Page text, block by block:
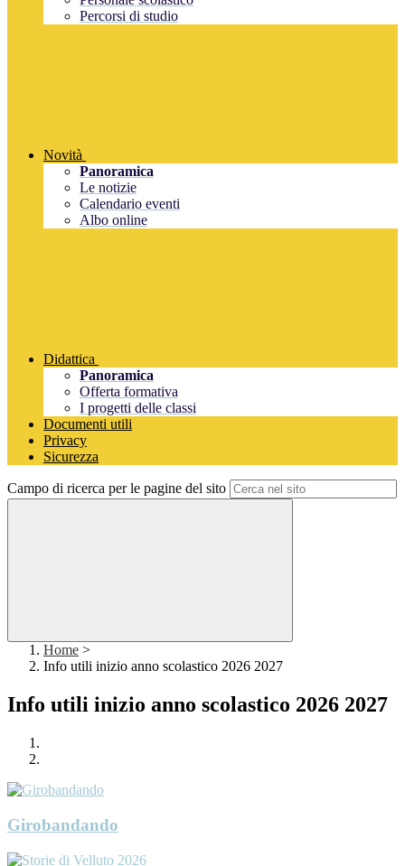
Percorsi di studio
Novità
Panoramica
Le notizie
Calendario eventi
Albo online
Didattica
Panoramica
Offerta formativa
I progetti delle classi
Documenti utili
Privacy
Sicurezza
Campo di ricerca per le pagine del sito
Home >
Info utili inizio anno scolastico 2026 2027
Info utili inizio anno scolastico 2026 2027
Girobandando